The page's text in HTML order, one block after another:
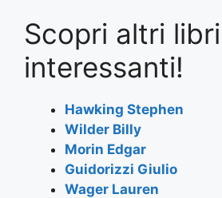
c
e
b
o
o
k
itt
er
at
s
A
p
p
e
gr
a
m
ai
l
ar
Scopri altri libri
interessanti!
Hawking Stephen
Wilder Billy
Morin Edgar
Guidorizzi Giulio
Wager Lauren